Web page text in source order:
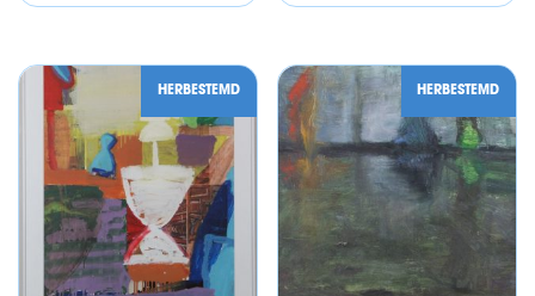
HERBESTEMD HERBESTEMD